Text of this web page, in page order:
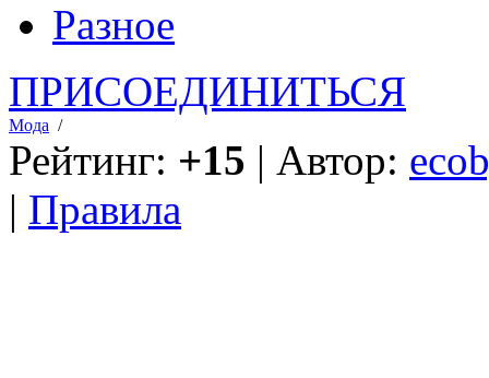
Разное
ПРИСОЕДИНИТЬСЯ
Мода /
Рейтинг: +15 | Автор:
| Правила